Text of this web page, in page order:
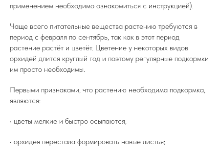
применением необходимо ознакомиться с инструкцией).
Чаще всего питательные вещества растению требуются в
период с февраля по сентябрь, так как в этот период
растение растёт и цветёт. Цветение у некоторых видов
орхидей длится круглый год и поэтому регулярные подкормки
им просто необходимы.
Первыми признаками, что растению необходима подкормка,
являются:
• цветы мелкие и быстро осыпаются;
• орхидея перестала формировать новые листья;